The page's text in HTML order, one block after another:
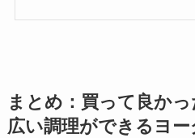
まとめ：買って良か
広い調理ができるヨ